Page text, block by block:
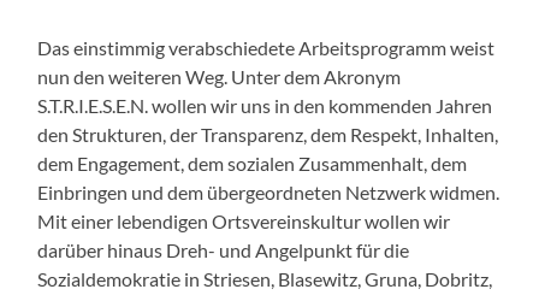
Das einstimmig verabschiedete Arbeitsprogramm weist
nun den weiteren Weg. Unter dem Akronym
S.T.R.I.E.S.E.N. wollen wir uns in den kommenden Jahren
den Strukturen, der Transparenz, dem Respekt, Inhalten,
dem Engagement, dem sozialen Zusammenhalt, dem
Einbringen und dem übergeordneten Netzwerk widmen.
Mit einer lebendigen Ortsvereinskultur wollen wir
darüber hinaus Dreh- und Angelpunkt für die
Sozialdemokratie in Striesen, Blasewitz, Gruna, Dobritz,